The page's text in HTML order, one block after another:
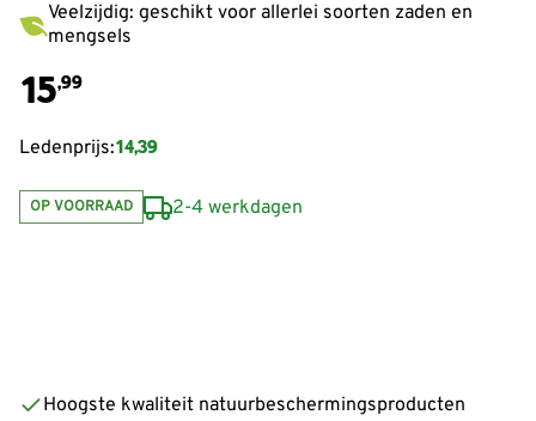
Veelzijdig: geschikt voor allerlei soorten zaden en
mengsels
15,99
Ledenprijs:14,39
OP VOORRAAD 2-4 werkdagen
Hoogste kwaliteit natuurbeschermingsproducten